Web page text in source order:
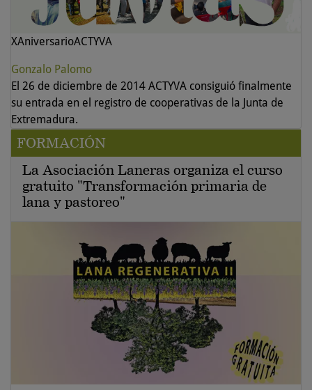
XAniversarioACTYVA
Gonzalo Palomo
El 26 de diciembre de 2014 ACTYVA consiguió finalmente
su entrada en el registro de cooperativas de la Junta de
Extremadura.
FORMACIÓN
La Asociación Laneras organiza el curso
gratuito "Transformación primaria de
lana y pastoreo"